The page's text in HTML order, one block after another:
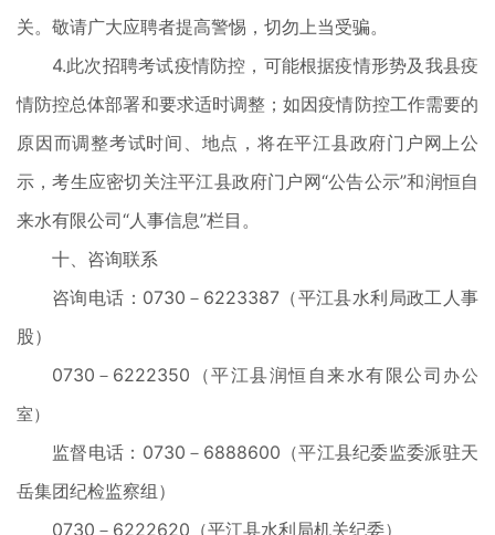
关。敬请广大应聘者提高警惕，切勿上当受骗。
4.此次招聘考试疫情防控，可能根据疫情形势及我县疫
情防控总体部署和要求适时调整；如因疫情防控工作需要的
原因而调整考试时间、地点，将在平江县政府门户网上公
示，考生应密切关注平江县政府门户网“公告公示”和润恒自
来水有限公司“人事信息”栏目。
十、咨询联系
咨询电话：0730－6223387（平江县水利局政工人事
股）
0730－6222350（平江县润恒自来水有限公司 办公
室）
监督电话：0730－6888600（平江县纪委监委派驻天
岳集团纪检监察组）
0730－6222620（平江县水利局机关纪委）